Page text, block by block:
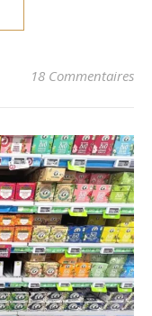
18 Commentaires